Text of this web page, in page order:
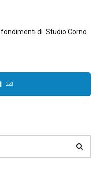
di Studio Corno.